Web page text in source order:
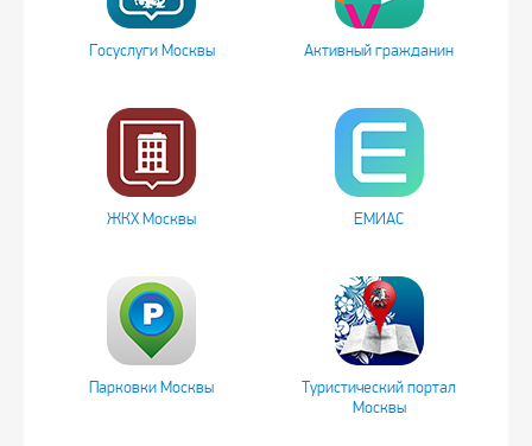
Госуслуги Москвы Активный гражданин
ЖКХ Москвы ЕМИАС
Парковки Москвы
Туристический портал
Москвы